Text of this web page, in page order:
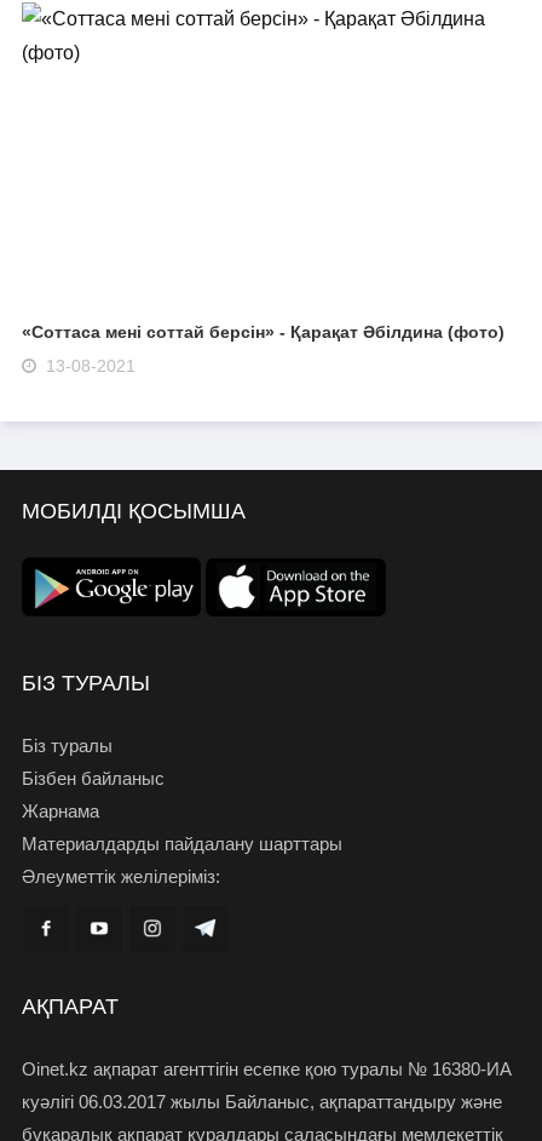
«Соттаса мені соттай берсін» - Қарақат Әбілдина (фото)
13-08-2021
МОБИЛДІ ҚОСЫМША
БІЗ ТУРАЛЫ
Біз туралы
Бізбен байланыс
Жарнама
Материалдарды пайдалану шарттары
Әлеуметтік желілеріміз:
АҚПАРАТ
Oinet.kz ақпарат агенттігін есепке қою туралы № 16380-ИА
куәлігі 06.03.2017 жылы Байланыс, ақпараттандыру және
бұқаралық ақпарат құралдары саласындағы мемлекеттік